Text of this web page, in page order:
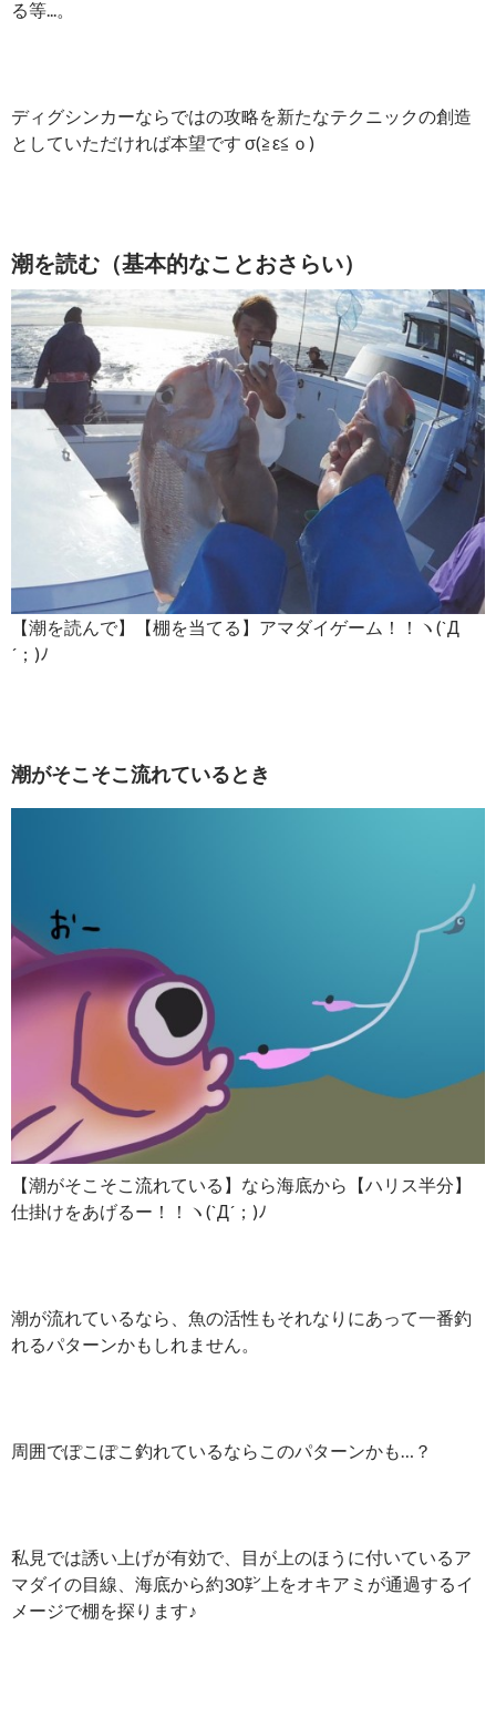
る等.
ディグシンカーならではの攻略を新たなテクニックの創造
としていただければ本望です σ(≧ε≦ｏ)
潮を読む（基本的なことおさらい）
【潮を読んで】【棚を当てる】アマダイゲーム！！ヽ(`Д
´；)ﾉ
潮がそこそこ流れているとき
【潮がそこそこ流れている】なら海底から【ハリス半分】
仕掛けをあげるー！！ヽ(`Д´；)ﾉ
潮が流れているなら、魚の活性もそれなりにあって一番釣
れるパターンかもしれません。
周囲でぽこぽこ釣れているならこのパターンかも…？
私見では誘い上げが有効で、目が上のほうに付いているア
マダイの目線、海底から約30㌢上をオキアミが通過するイ
メージで棚を探ります♪